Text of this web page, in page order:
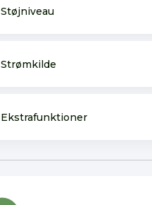
Støjniveau
Strømkilde
Ekstrafunktioner